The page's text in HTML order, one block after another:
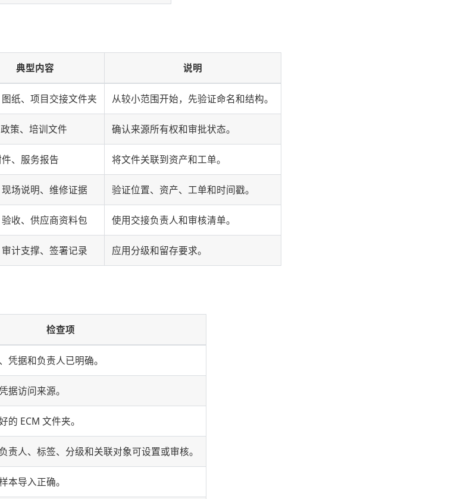
典型内容 说明
纸、项目交接文件夹 从较小范围开始，先验证命名和结构。
策、培训文件 确认来源所有权和审批状态。
、服务报告 将文件关联到资产和工单。
场说明、维修证据 验证位置、资产、工单和时间戳。
收、供应商资料包 使用交接负责人和审核清单。
计支撑、签署记录 应用分级和留存要求。
检查项
凭据和负责人已明确。
据访问来源。
的 ECM 文件夹。
责人、标签、分级和关联对象可设置或审核。
本导入正确。